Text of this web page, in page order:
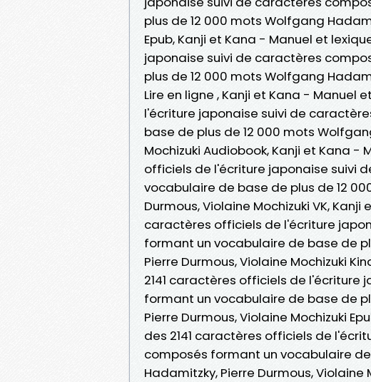
plus de 12 000 mots Wolfgang
Epub, Kanji et Kana - Manuel et
japonaise suivi de caractères
plus de 12 000 mots Wolfgang
Lire en ligne , Kanji et Kana - Manuel
l'écriture japonaise suivi de
base de plus de 12 000 mots
Mochizuki Audiobook, Kanji et Kana -
officiels de l'écriture japonaise suivi
vocabulaire de base de plus de 12
Durmous, Violaine Mochizuki VK,
caractères officiels de l'écriture
formant un vocabulaire de base de
Pierre Durmous, Violaine Mochizuki
2141 caractères officiels de
formant un vocabulaire de base de
Pierre Durmous, Violaine Mochizuki
des 2141 caractères officiels de
composés formant un vocabulaire
Hadamitzky, Pierre Durmous,